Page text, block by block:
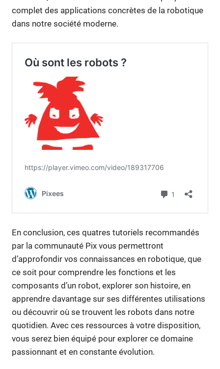
complet des applications concrètes de la robotique
dans notre société moderne.
En conclusion, ces quatres tutoriels recommandés
par la communauté Pix vous permettront
d’approfondir vos connaissances en robotique, que
ce soit pour comprendre les fonctions et les
composants d’un robot, explorer son histoire, en
apprendre davantage sur ses différentes utilisations
ou découvrir où se trouvent les robots dans notre
quotidien. Avec ces ressources à votre disposition,
vous serez bien équipé pour explorer ce domaine
passionnant et en constante évolution.